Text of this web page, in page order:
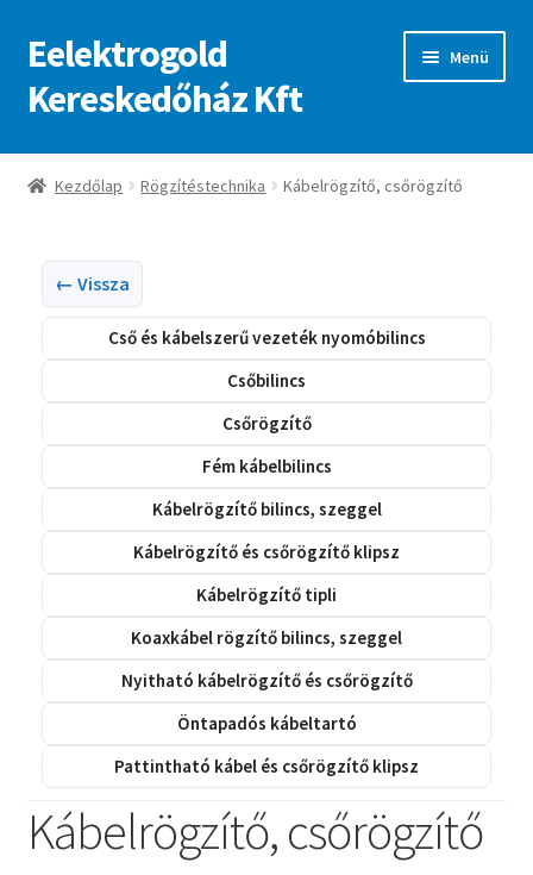
Ugrás
a
navigációhoz
Kilépés
a
tartalomba
Eelektrogold
Kereskedőház Kft
Menü
Kezdőlap
Adatvédelmi irányelvek
ajanlatkeres
Kezdőlap Rögzítéstechnika Kábelrögzítő, csőrögzítő
← Vissza
Cső és kábelszerű vezeték nyomóbilincs
Csőbilincs
Csőrögzítő
Fém kábelbilincs
Kábelrögzítő bilincs, szeggel
Kábelrögzítő és csőrögzítő klipsz
Kábelrögzítő tipli
Koaxkábel rögzítő bilincs, szeggel
Nyitható kábelrögzítő és csőrögzítő
Öntapadós kábeltartó
Pattintható kábel és csőrögzítő klipsz
Kábelrögzítő, csőrögzítő